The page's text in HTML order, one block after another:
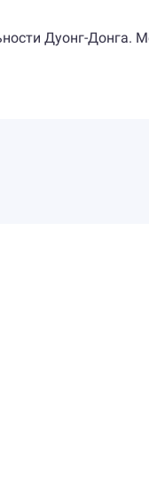
Дуонг-Донга.